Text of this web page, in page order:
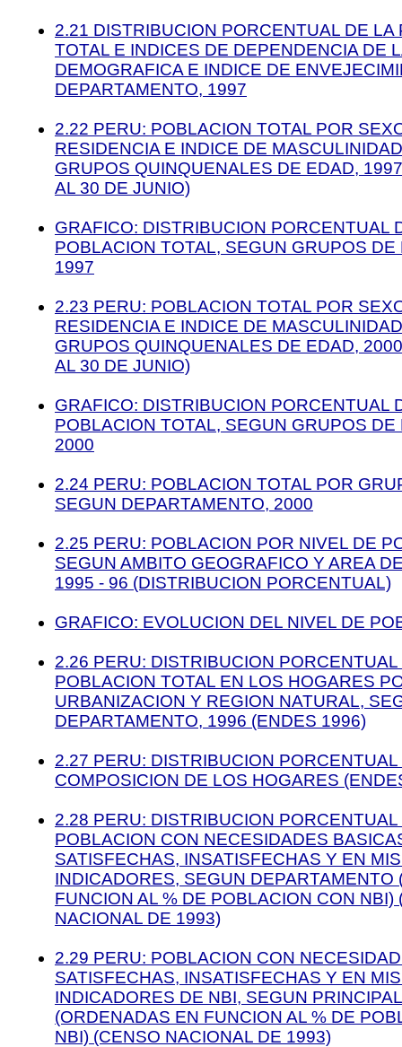
2.21 DISTRIBUCION PORCENTUAL DE LA
TOTAL E INDICES DE DEPENDENCIA DE
DEMOGRAFICA E INDICE DE
DEPARTAMENTO, 1997
2.22 PERU: POBLACION TOTAL POR
RESIDENCIA E INDICE DE
GRUPOS QUINQUENALES DE EDAD,
AL 30 DE JUNIO)
GRAFICO: DISTRIBUCION PORCENTUAL
POBLACION TOTAL, SEGUN GRUPOS DE
1997
2.23 PERU: POBLACION TOTAL POR
RESIDENCIA E INDICE DE
GRUPOS QUINQUENALES DE EDAD,
AL 30 DE JUNIO)
GRAFICO: DISTRIBUCION PORCENTUAL
POBLACION TOTAL, SEGUN GRUPOS DE
2000
2.24 PERU: POBLACION TOTAL POR
SEGUN DEPARTAMENTO, 2000
2.25 PERU: POBLACION POR NIVEL DE
SEGUN AMBITO GEOGRAFICO Y AREA
1995 - 96 (DISTRIBUCION PORCENTUAL)
GRAFICO: EVOLUCION DEL NIVEL DE
2.26 PERU: DISTRIBUCION PORCENTUAL
POBLACION TOTAL EN LOS HOGARES
URBANIZACION Y REGION NATURAL,
DEPARTAMENTO, 1996 (ENDES 1996)
2.27 PERU: DISTRIBUCION PORCENTUAL
COMPOSICION DE LOS HOGARES
2.28 PERU: DISTRIBUCION PORCENTUAL
POBLACION CON NECESIDADES
SATISFECHAS, INSATISFECHAS Y EN
INDICADORES, SEGUN DEPARTAMENTO
FUNCION AL % DE POBLACION CON NBI)
NACIONAL DE 1993)
2.29 PERU: POBLACION CON
SATISFECHAS, INSATISFECHAS Y EN
INDICADORES DE NBI, SEGUN
(ORDENADAS EN FUNCION AL % DE
NBI) (CENSO NACIONAL DE 1993)